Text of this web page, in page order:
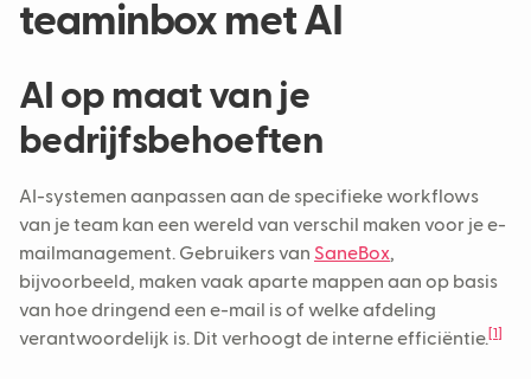
teaminbox met AI
AI op maat van je
bedrijfsbehoeften
AI-systemen aanpassen aan de specifieke workflows
van je team kan een wereld van verschil maken voor je e-
mailmanagement. Gebruikers van SaneBox,
bijvoorbeeld, maken vaak aparte mappen aan op basis
van hoe dringend een e-mail is of welke afdeling
verantwoordelijk is. Dit verhoogt de interne efficiëntie. [1]